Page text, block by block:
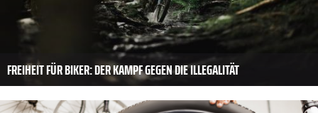
FREIHEIT FÜR BIKER: DER KAMPF GEGEN DIE ILLEGALITÄT